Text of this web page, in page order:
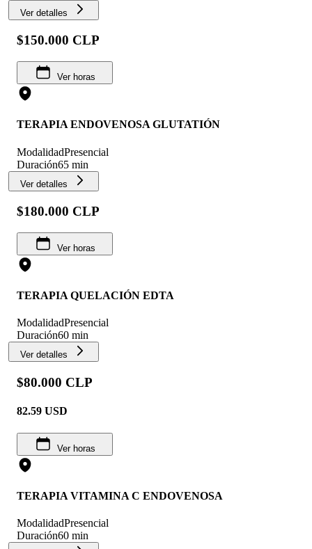
Ver detalles
$150.000 CLP
Ver horas
TERAPIA ENDOVENOSA GLUTATIÓN
ModalidadPresencial
Duración65 min
Ver detalles
$180.000 CLP
Ver horas
TERAPIA QUELACIÓN EDTA
ModalidadPresencial
Duración60 min
Ver detalles
$80.000 CLP
82.59 USD
Ver horas
TERAPIA VITAMINA C ENDOVENOSA
ModalidadPresencial
Duración60 min